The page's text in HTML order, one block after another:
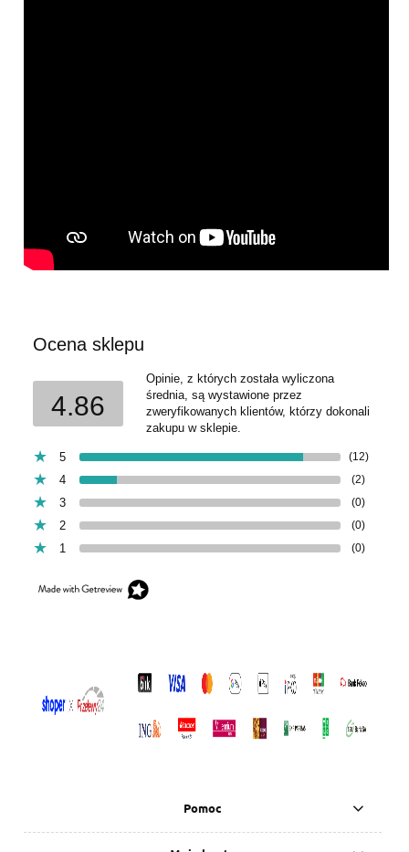
Ocena sklepu
4.86
Opinie, z których została wyliczona
średnia, są wystawione przez
zweryfikowanych klientów, którzy dokonali
zakupu w sklepie.
5 (12)
4 (2)
3 (0)
2 (0)
1 (0)
Pomoc